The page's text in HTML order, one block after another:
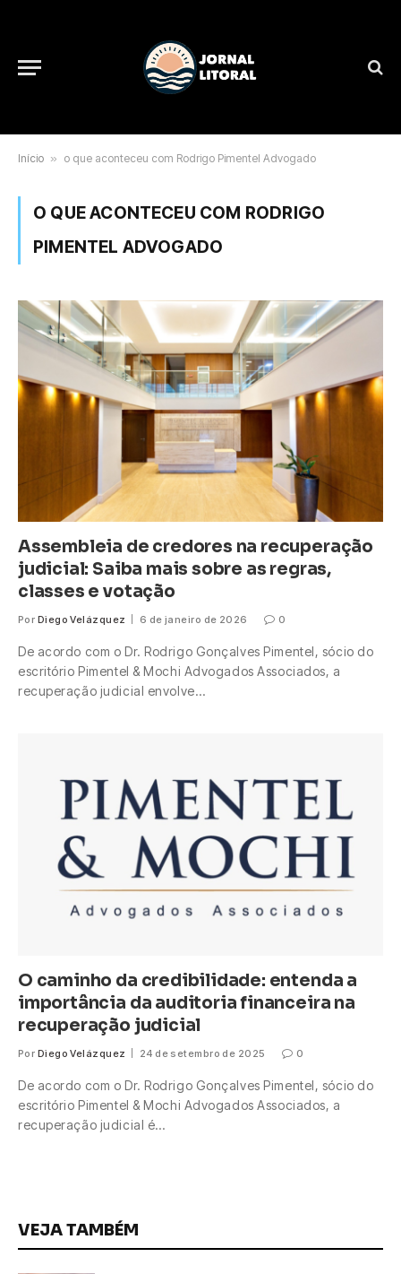
Início » o que aconteceu com Rodrigo Pimentel Advogado
O QUE ACONTECEU COM RODRIGO
PIMENTEL ADVOGADO
Assembleia de credores na recuperação
judicial: Saiba mais sobre as regras,
classes e votação
Por Diego Velázquez 6 de janeiro de 2026 0
De acordo com o Dr. Rodrigo Gonçalves Pimentel, sócio do
escritório Pimentel & Mochi Advogados Associados, a
recuperação judicial envolve…
O caminho da credibilidade: entenda a
importância da auditoria financeira na
recuperação judicial
Por Diego Velázquez 24 de setembro de 2025 0
De acordo com o Dr. Rodrigo Gonçalves Pimentel, sócio do
escritório Pimentel & Mochi Advogados Associados, a
recuperação judicial é…
VEJA TAMBÉM